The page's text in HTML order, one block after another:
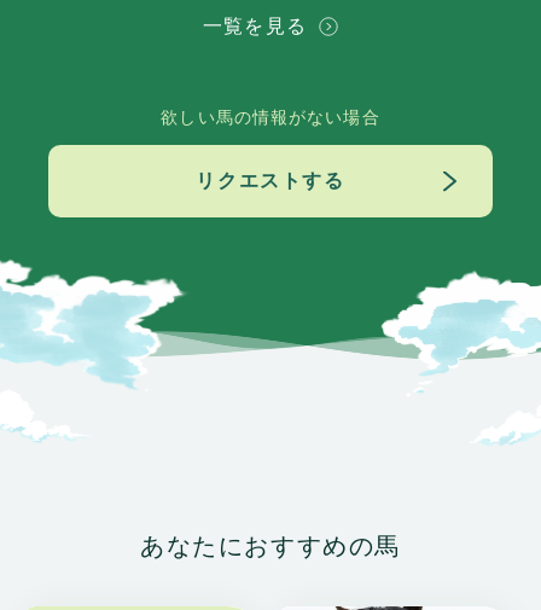
一覧を見る
欲しい馬の情報がない場合
リクエストする
あなたにおすすめの馬